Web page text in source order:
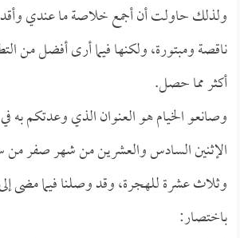
ولذلك حاولت أن أجمع خلاصة ما عندي
ناقصة ومبتورة، ولكنها فيما أرى أفضل من
أكثر مما حصل.
وصانعو الخيام هو العنوان الذي وعدتكم به في
الإثنين السادس والعشرين من شهر صفر من
وثلاث عشرة للهجرة، وقد وصلنا فيما مضى إلى
باختصار: